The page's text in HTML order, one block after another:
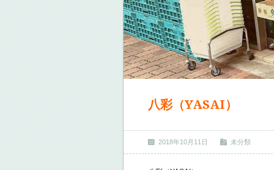
八彩（YASAI）
2018年10月11日 未分類